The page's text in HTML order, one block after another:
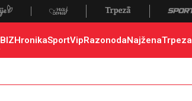
BIZHronikaSportVipRazonodaNajženaTrpeza